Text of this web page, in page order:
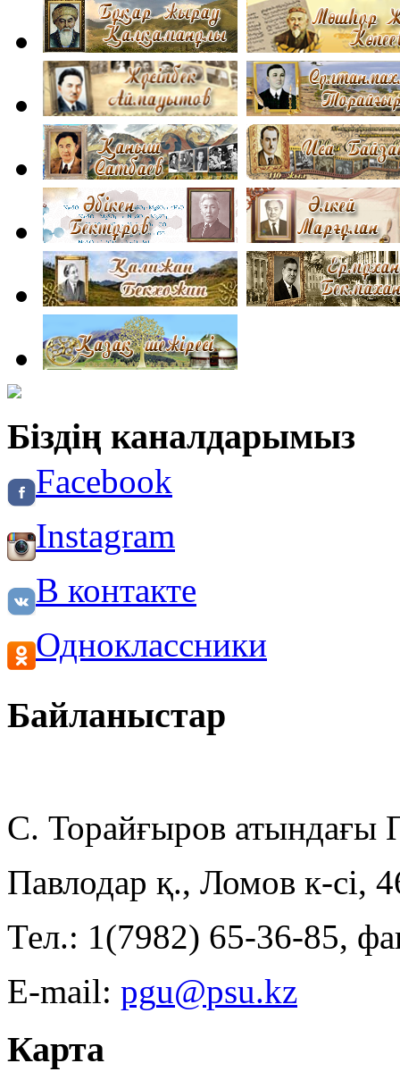
Біздің каналдарымыз
Facebook
Instagram
В контакте
Одноклассники
Байланыстар
С. Торайғыров
Павлодар қ., Ломов к-сі,
Тел.: 1(7982) 65-36-85,
E-mail:
Карта